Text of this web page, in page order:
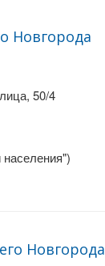
Новгорода
50/4
Новгорода